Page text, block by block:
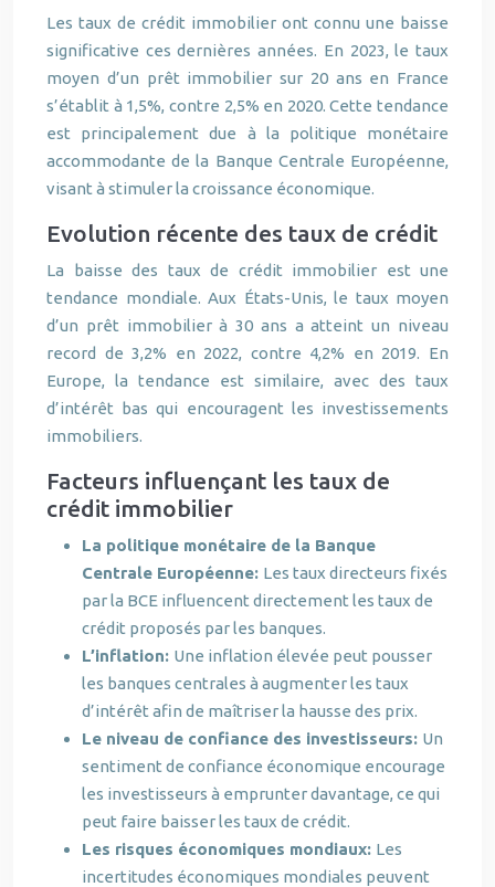
Les taux de crédit immobilier ont connu une baisse
significative ces dernières années. En 2023, le taux
moyen d’un prêt immobilier sur 20 ans en France
s’établit à 1,5%, contre 2,5% en 2020. Cette tendance
est principalement due à la politique monétaire
accommodante de la Banque Centrale Européenne,
visant à stimuler la croissance économique.
Evolution récente des taux de crédit
La baisse des taux de crédit immobilier est une
tendance mondiale. Aux États-Unis, le taux moyen
d’un prêt immobilier à 30 ans a atteint un niveau
record de 3,2% en 2022, contre 4,2% en 2019. En
Europe, la tendance est similaire, avec des taux
d’intérêt bas qui encouragent les investissements
immobiliers.
Facteurs influençant les taux de
crédit immobilier
La politique monétaire de la Banque
Centrale Européenne: Les taux directeurs fixés
par la BCE influencent directement les taux de
crédit proposés par les banques.
L’inflation: Une inflation élevée peut pousser
les banques centrales à augmenter les taux
d’intérêt afin de maîtriser la hausse des prix.
Le niveau de confiance des investisseurs: Un
sentiment de confiance économique encourage
les investisseurs à emprunter davantage, ce qui
peut faire baisser les taux de crédit.
Les risques économiques mondiaux: Les
incertitudes économiques mondiales peuvent